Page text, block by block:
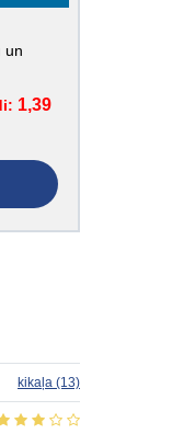
un
1,39
kikaļa (13)